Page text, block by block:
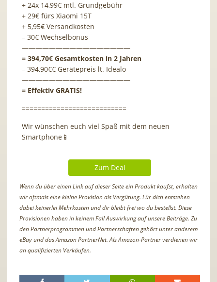
+ 24x 14,99€ mtl. Grundgebühr
+ 29€ fürs Xiaomi 15T
+ 5,95€ Versandkosten
– 30€ Wechselbonus
————————————————
= 394,70€ Gesamtkosten in 2 Jahren
– 394,90€€ Gerätepreis lt. Idealo
————————————————
= Effektiv GRATIS!
===========================
Wir wünschen euch viel Spaß mit dem neuen
Smartphone📱
Zum Deal
Wenn du über einen Link auf dieser Seite ein Produkt kaufst, erhalten
wir oftmals eine kleine Provision als Vergütung. Für dich entstehen
dabei keinerlei Mehrkosten und dir bleibt frei wo du bestellst. Diese
Provisionen haben in keinem Fall Auswirkung auf unsere Beiträge. Zu
den Partnerprogrammen und Partnerschaften gehört unter anderem
eBay und das Amazon PartnerNet. Als Amazon-Partner verdienen wir
an qualifizierten Verkäufen.